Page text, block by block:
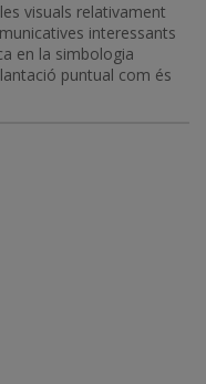
visuals relativament
interessants
en la simbologia
puntual com és